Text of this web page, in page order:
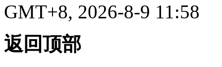
GMT+8, 2026-8-9 11:58
返回顶部